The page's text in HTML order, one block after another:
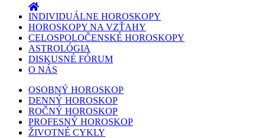
INDIVIDUÁLNE HOROSKOPY
HOROSKOPY NA VZŤAHY
CELOSPOLOČENSKÉ HOROSKOPY
ASTROLÓGIA
DISKUSNÉ FÓRUM
O NÁS
OSOBNÝ HOROSKOP
DENNÝ HOROSKOP
ROČNÝ HOROSKOP
PROFESNÝ HOROSKOP
ŽIVOTNÉ CYKLY